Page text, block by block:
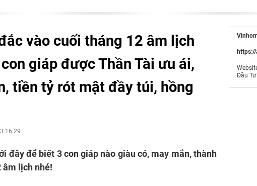
vào cuối tháng 12 âm lịch
giáp được Thần Tài ưu ái,
tiền tỷ rót mật đầy túi, hồng
16:29
đây để biết 3 con giáp nào giàu có, may mắn, thành
âm lịch nhé!
https://
Đầu Tư